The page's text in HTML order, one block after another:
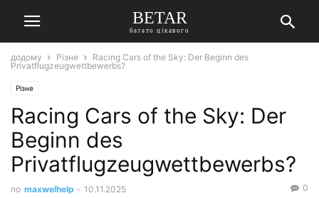
BETAR
багато цікавого
додому Різне
Racing Cars of the Sky: Der Beginn des
Privatflugzeugwettbewerbs?
Різне
Racing Cars of the Sky: Der
Beginn des
Privatflugzeugwettbewerbs?
по maxwelhelp - 10.11.2025 0